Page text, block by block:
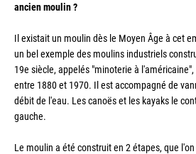
ancien moulin ?
Il existait un moulin dès le Moyen Âge à cet
un bel exemple des moulins industriels
19e siècle, appelés "minoterie à
entre 1880 et 1970. Il est accompagné de
débit de l'eau. Les canoës et les kayaks le
gauche.
Le moulin a été construit en 2 étapes, que